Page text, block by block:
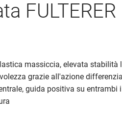
FULTERER
massiccia, elevata stabilità
grazie all'azione
guida positiva su entrambi